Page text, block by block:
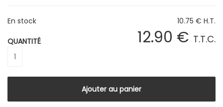
10.75 € H.T.
12.90 € T.T.C.
En stock
QUANTITÉ